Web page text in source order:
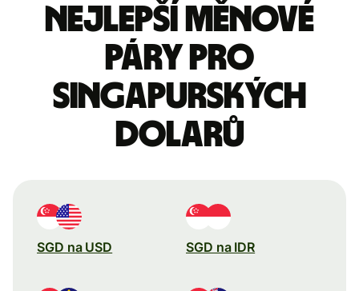
Nejlepší měnové
páry pro
singapurských
dolarů
SGD na USD SGD na IDR